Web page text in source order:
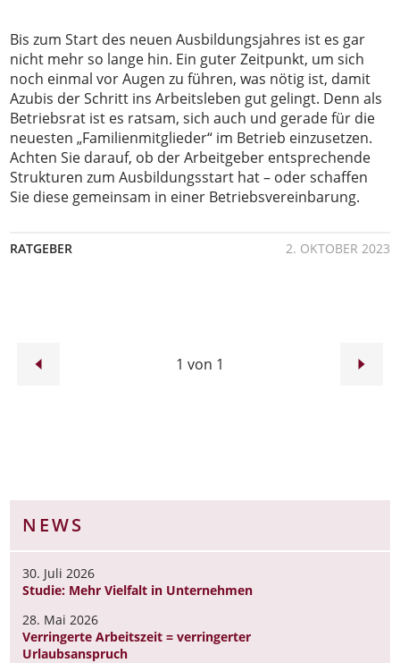
Bis zum Start des neuen Ausbildungsjahres ist es gar
nicht mehr so lange hin. Ein guter Zeitpunkt, um sich
noch einmal vor Augen zu führen, was nötig ist, damit
Azubis der Schritt ins Arbeitsleben gut gelingt. Denn als
Betriebsrat ist es ratsam, sich auch und gerade für die
neuesten „Familienmitglieder“ im Betrieb einzusetzen.
Achten Sie darauf, ob der Arbeitgeber entsprechende
Strukturen zum Ausbildungsstart hat – oder schaffen
Sie diese gemeinsam in einer Betriebsvereinbarung.
RATGEBER 2. OKTOBER 2023
1 von 1
NEWS
30. Juli 2026
Studie: Mehr Vielfalt in Unternehmen
28. Mai 2026
Verringerte Arbeitszeit = verringerter
Urlaubsanspruch